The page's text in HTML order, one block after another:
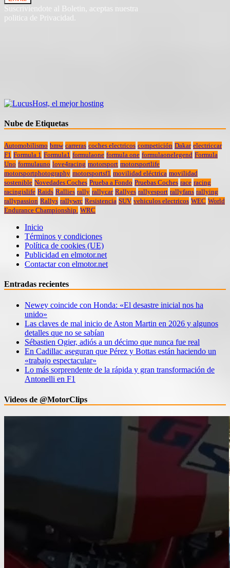
Suscriviendote al Boletin, aceptas nuestra
politica de Privacidad.
Nube de Etiquetas
Automobilismo bmw carreras coches electricos competición Dakar electriccar
F1 Formula 1 Formula1 formulaone formula one formulaonelegend Formula
Uno formulauno love4racing motorsport motorsportlife
motorsportphotography motorsportsf1 movilidad eléctrica movilidad
sostenible Novedades Coches Prueba a Fondo Pruebas Coches race racing
racingislife Raids Rallies rally rallycar Rallyes rallyesport rallyfans rallying
rallypassion Rallys rallywrc Resistencia SUV vehiculos electricos WEC World
Endurance Championship. WRC
Inicio
Términos y condiciones
Política de cookies (UE)
Publicidad en elmotor.net
Contactar con elmotor.net
Entradas recientes
Newey coincide con Honda: «El desastre inicial nos ha
unido»
Las claves de mal inicio de Aston Martin en 2026 y algunos
detalles que no se sabían
Sébastien Ogier, adiós a un décimo que nunca fue real
En Cadillac aseguran que Pérez y Bottas están haciendo un
«trabajo espectacular»
Lo más sorprendente de la rápida y gran transformación de
Antonelli en F1
Videos de @MotorClips